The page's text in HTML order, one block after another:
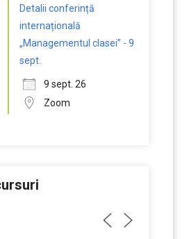
Detalii conferință
internațională
„Managementul clasei” - 9
sept.
9 sept. 26
Zoom